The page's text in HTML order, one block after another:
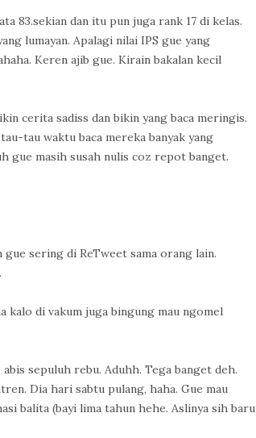
83.sekian dan itu pun juga rank 17 di kelas.
lumayan. Apalagi nilai IPS gue yang
Keren ajib gue. Kirain bakalan kecil
cerita sadiss dan bikin yang baca meringis.
tau waktu baca mereka banyak yang
gue masih susah nulis coz repot banget.
sering di ReTweet sama orang lain.
kalo di vakum juga bingung mau ngomel
sepuluh rebu. Aduhh. Tega banget deh.
Dia hari sabtu pulang, haha. Gue mau
balita (bayi lima tahun hehe. Aslinya sih baru